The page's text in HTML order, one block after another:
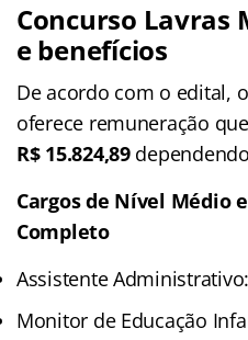
Concurso Lavras
e benefícios
De acordo com o edital,
oferece remuneração
R$ 15.824,89
Cargos de Nível Médio
Completo
Assistente
Monitor de Educação